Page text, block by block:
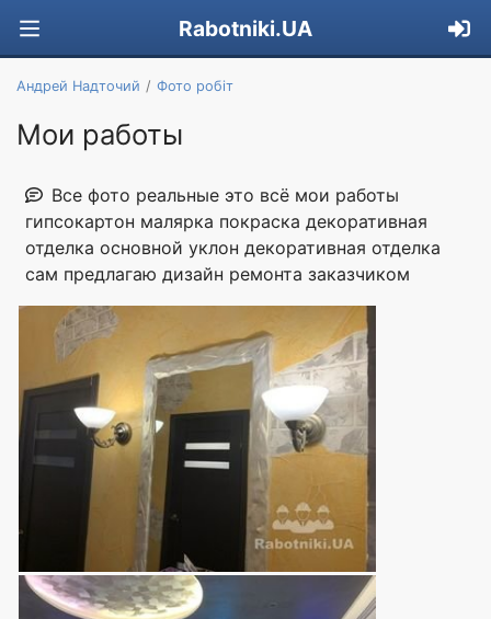
Rabotniki.UA
Андрей Надточий Фото робіт
Мои работы
Все фото реальные это всё мои работы
гипсокартон малярка покраска декоративная
отделка основной уклон декоративная отделка
сам предлагаю дизайн ремонта заказчиком